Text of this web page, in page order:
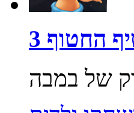
החטוף 3